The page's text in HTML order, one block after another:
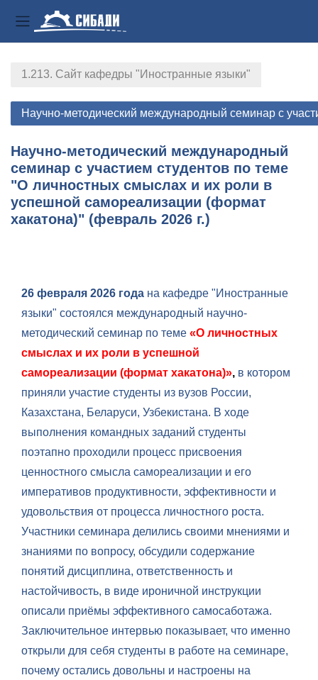
Боковая панель
1.213. Сайт кафедры "Иностранные языки"
Научно-методический международный семинар с
Научно-методический международный
семинар с участием студентов по теме
"О личностных смыслах и их роли в
успешной самореализации (формат
хакатона)" (февраль 2026 г.)
26 февраля 2026 года на кафедре "Иностранные
языки" состоялся международный научно-
методический семинар по теме «О личностных
смыслах и их роли в успешной
самореализации (формат хакатона)», в котором
приняли участие студенты из вузов России,
Казахстана, Беларуси, Узбекистана. В ходе
выполнения командных заданий студенты
поэтапно проходили процесс присвоения
ценностного смысла самореализации и его
императивов продуктивности, эффективности и
удовольствия от процесса личностного роста.
Участники семинара делились своими мнениями и
знаниями по вопросу, обсудили содержание
понятий дисциплина, ответственность и
настойчивость, в виде ироничной инструкции
описали приёмы эффективного самосаботажа.
Заключительное интервью показывает, что именно
открыли для себя студенты в работе на семинаре,
почему остались довольны и настроены на